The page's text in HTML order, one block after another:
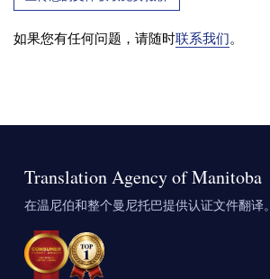
如果您有任何问题，请随时联系我们。
Translation Agency of Manitoba
在温尼伯和整个曼尼托巴提供认证文件翻译。